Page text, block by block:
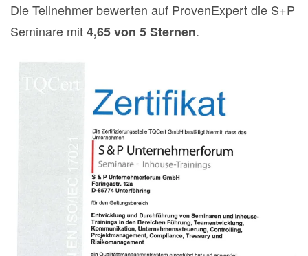
Die Teilnehmer bewerten auf ProvenExpert die S+P
Seminare mit4,65 von 5 Sternen.